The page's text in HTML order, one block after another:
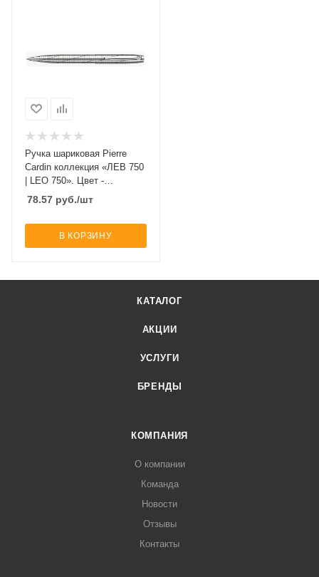
Ручка шариковая Pierre
Cardin коллекция «ЛЕВ 750
| LEO 750». Цвет -
серебристый.Упаковка Е-2.
78.57 руб./шт
В КОРЗИНУ
КАТАЛОГ
АКЦИИ
УСЛУГИ
БРЕНДЫ
КОМПАНИЯ
О компании
Команда
Новости
Отзывы
Контакты